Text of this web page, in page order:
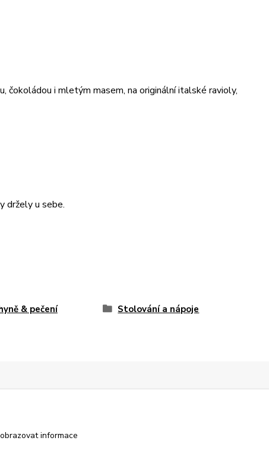
i mletým masem, na originální italské ravioly,
držely u sebe.
& pečení Stolování a nápoje
informace